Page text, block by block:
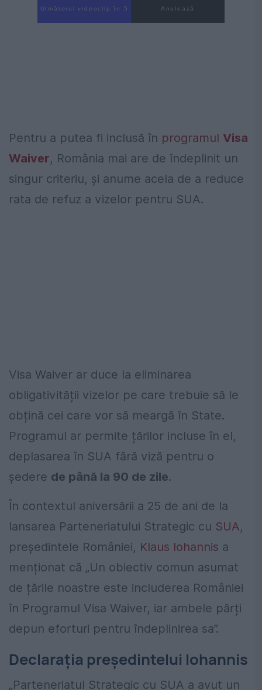
Următorul videoclip în 4 Anulează
Pentru a putea fi inclusă în programul Visa
Waiver, România mai are de îndeplinit un
singur criteriu, și anume acela de a reduce
rata de refuz a vizelor pentru SUA.
Visa Waiver ar duce la eliminarea
obligativității vizelor pe care trebuie să le
obțină cei care vor să meargă în State.
Programul ar permite țărilor incluse în el,
deplasarea în SUA fără viză pentru o
şedere de până la 90 de zile.
În contextul aniversării a 25 de ani de la
lansarea Parteneriatului Strategic cu SUA,
președintele României, Klaus Iohannis a
menționat că „Un obiectiv comun asumat
de țările noastre este includerea României
în Programul Visa Waiver, iar ambele părți
depun eforturi pentru îndeplinirea sa”.
Declarația președintelui Iohannis
„Parteneriatul Strategic cu SUA a avut un